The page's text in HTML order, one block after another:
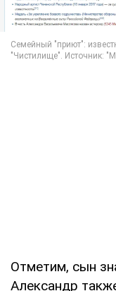
Отметим, сын
Александр